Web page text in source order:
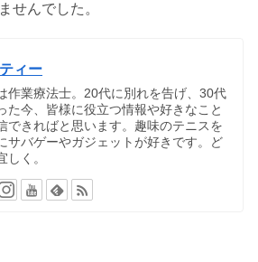
せんでした。
ィー
作業療法士。20代に別れを告げ、30代
た今、皆様に役立つ情報や好きなこと
できればと思います。趣味のテニスを
サバゲーやガジェットが好きです。ど
しく。